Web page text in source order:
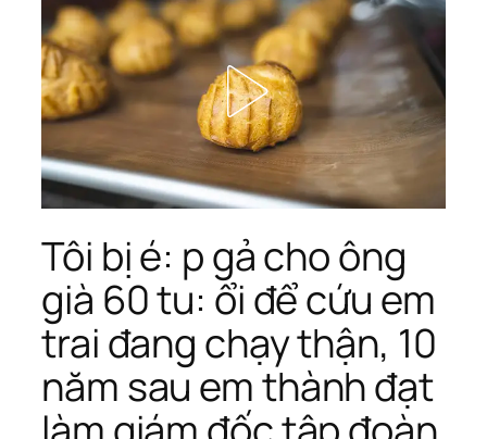
Tôi bị é: p gả cho ông
già 60 tu: ổi để cứu em
trai đang chạy thận, 10
năm sau em thành đạt